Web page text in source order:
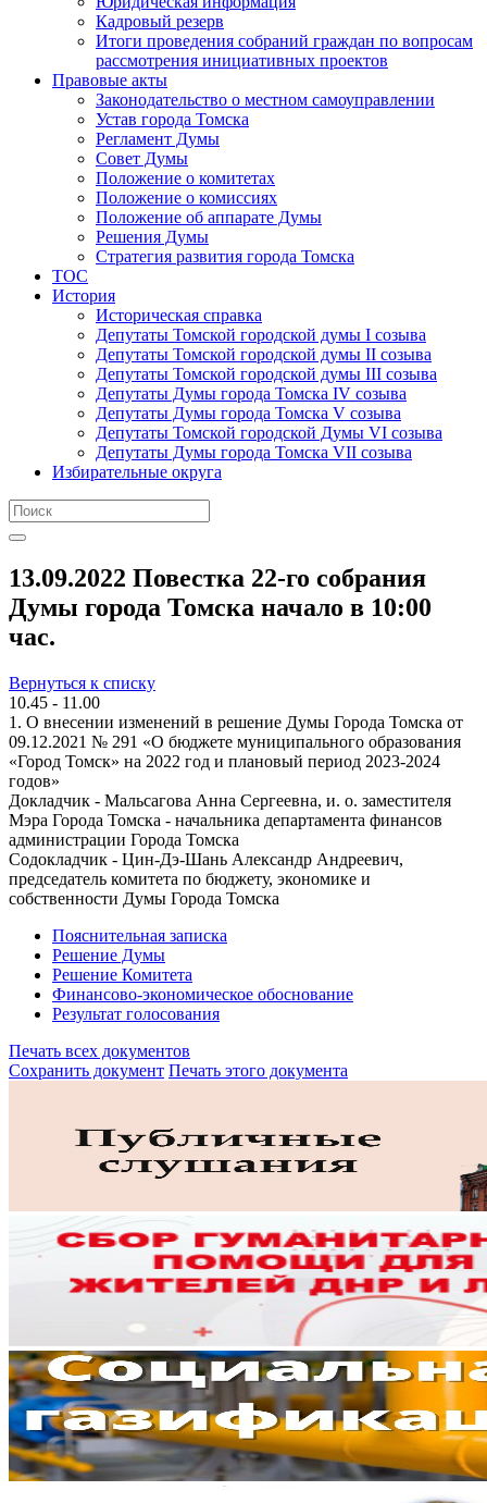
Кадровый резерв
Итоги проведения собраний граждан по вопросам
рассмотрения инициативных проектов
Правовые акты
Законодательство о местном самоуправлении
Устав города Томска
Регламент Думы
Совет Думы
Положение о комитетах
Положение о комиссиях
Положение об аппарате Думы
Решения Думы
Стратегия развития города Томска
ТОС
История
Историческая справка
Депутаты Томской городской думы I созыва
Депутаты Томской городской думы II созыва
Депутаты Томской городской думы III созыва
Депутаты Думы города Томска IV созыва
Депутаты Думы города Томска V созыва
Депутаты Томской городской Думы VI созыва
Депутаты Думы города Томска VII созыва
Избирательные округа
13.09.2022 Повестка 22-го собрания
Думы города Томска начало в 10:00
час.
Вернуться к списку
10.45 - 11.00
1. О внесении изменений в решение Думы Города Томска от
09.12.2021 № 291 «О бюджете муниципального образования
«Город Томск» на 2022 год и плановый период 2023-2024
годов»
Докладчик - Мальсагова Анна Сергеевна, и. о. заместителя
Мэра Города Томска - начальника департамента финансов
администрации Города Томска
Содокладчик - Цин-Дэ-Шань Александр Андреевич,
председатель комитета по бюджету, экономике и
собственности Думы Города Томска
Пояснительная записка
Решение Думы
Решение Комитета
Финансово-экономическое обоснование
Результат голосования
Печать всех документов
Сохранить документ Печать этого документа